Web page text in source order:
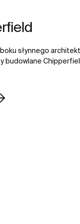
słynnego
budowlane